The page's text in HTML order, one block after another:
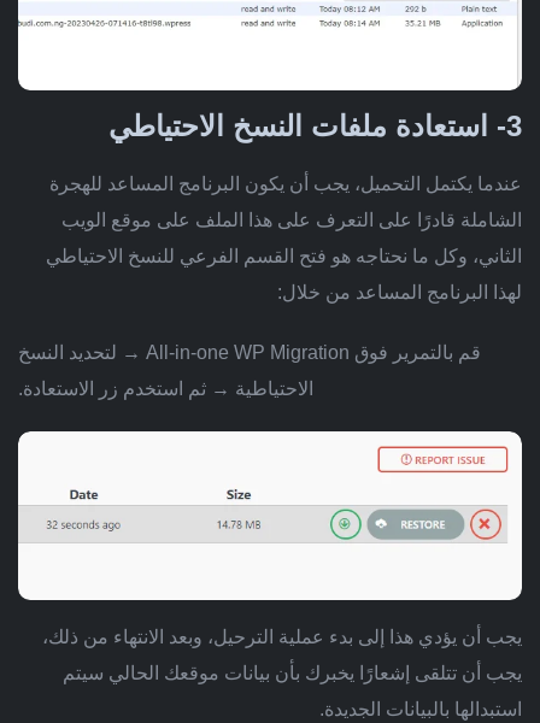
3- استعادة ملفات النسخ الاحتياطي
عندما يكتمل التحميل، يجب أن يكون البرنامج المساعد للهجرة
الشاملة قادرًا على التعرف على هذا الملف على موقع الويب
الثاني، وكل ما نحتاجه هو فتح القسم الفرعي للنسخ الاحتياطي
لهذا البرنامج المساعد من خلال:
قم بالتمرير فوق All-in-one WP Migration → لتحديد النسخ
الاحتياطية → ثم استخدم زر الاستعادة.
يجب أن يؤدي هذا إلى بدء عملية الترحيل، وبعد الانتهاء من ذلك،
يجب أن تتلقى إشعارًا يخبرك بأن بيانات موقعك الحالي سيتم
استبدالها بالبيانات الجديدة.